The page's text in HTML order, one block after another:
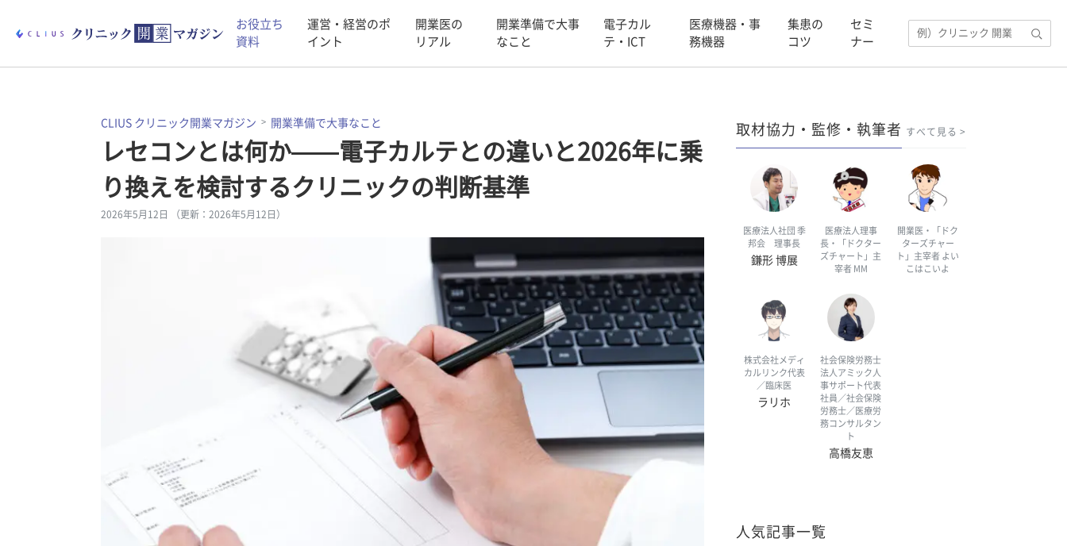
お役立ち
資料
運営・経営のポ
イント
開業医の
リアル
開業準備で大事
なこと
電子カル
テ・ICT
医療機器・事
務機器
集患の
コツ
セミ
ナー
CLIUS クリニック開業マガジン 開業準備で大事なこと
レセコンとは何か——電子カルテとの違いと2026年に乗
り換えを検討するクリニックの判断基準
2026年5月12日 （更新：2026年5月12日）
取材協力・監修・執筆者 すべて見る
医療法人社団 季
邦会 理事長
鎌形 博展
医療法人理事
長・「ドクター
ズチャート」主
宰者 MM
開業医・「ドク
ターズチャー
ト」主宰者 よい
こはこいよ
株式会社メディ
カルリンク代表
／臨床医
ラリホ
社会保険労務士
法人アミック人
事サポート代表
社員／社会保険
労務士／医療労
務コンサルタン
ト
高橋友恵
人気記事一覧